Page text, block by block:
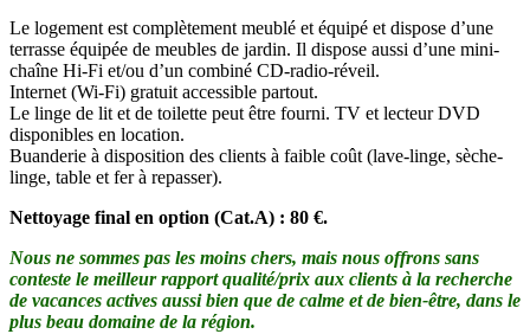
Le logement est complètement meublé et équipé et dispose d’une
terrasse équipée de meubles de jardin. Il dispose aussi d’une mini-
chaîne Hi-Fi et/ou d’un combiné CD-radio-réveil.
Internet (Wi-Fi) gratuit accessible partout.
Le linge de lit et de toilette peut être fourni. TV et lecteur DVD
disponibles en location.
Buanderie à disposition des clients à faible coût (lave-linge, sèche-
linge, table et fer à repasser).
Nettoyage final en option (Cat.A) : 80 €.
Nous ne sommes pas les moins chers, mais nous offrons sans
conteste le meilleur rapport qualité/prix aux clients à la recherche
de vacances actives aussi bien que de calme et de bien-être, dans le
plus beau domaine de la région.